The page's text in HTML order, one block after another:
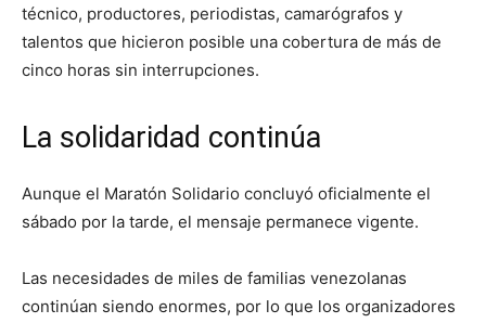
técnico, productores, periodistas, camarógrafos y
talentos que hicieron posible una cobertura de más de
cinco horas sin interrupciones.
La solidaridad continúa
Aunque el Maratón Solidario concluyó oficialmente el
sábado por la tarde, el mensaje permanece vigente.
Las necesidades de miles de familias venezolanas
continúan siendo enormes, por lo que los organizadores